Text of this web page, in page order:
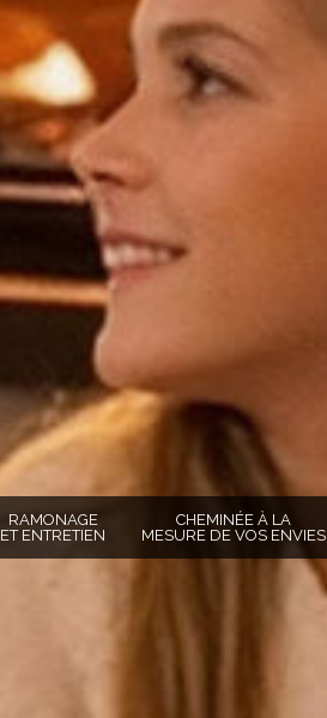
RAMONAGE
ET ENTRETIEN
CHEMINÉE À LA
MESURE DE VOS ENVIES